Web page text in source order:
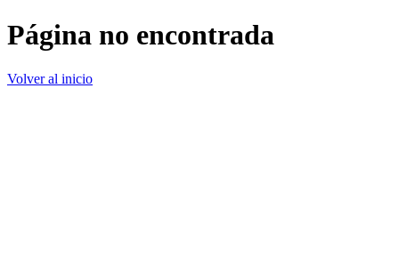
Página no encontrada
Volver al inicio